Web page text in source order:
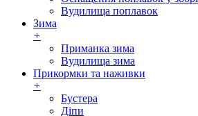
Вудилища поплавок
Зима
+
Приманка зима
Вудилища зима
Прикормки та наживки
+
Бустера
Діпи